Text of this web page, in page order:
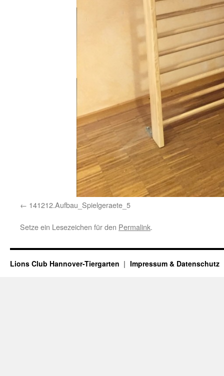
141212.Aufbau_Spielgeraete_5
Setze ein Lesezeichen für den Permalink.
Lions Club Hannover-Tiergarten Impressum & Datenschutz